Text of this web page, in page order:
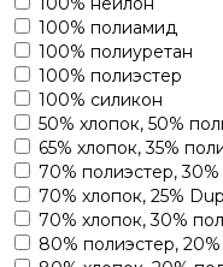
100% полиамид
100% полиуретан
100% полиэстер
100% силикон
50% хлопок, 50%
65% хлопок, 35%
70% полиэстер,
70% хлопок, 25%
70% хлопок, 30%
80% полиэстер,